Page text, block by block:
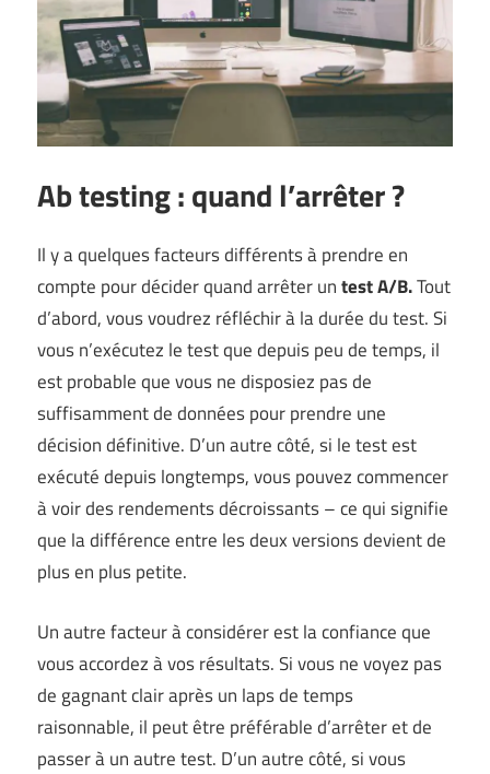
Ab testing : quand l’arrêter ?
Il y a quelques facteurs différents à prendre en
compte pour décider quand arrêter untest A/B.Tout
d’abord, vous voudrez réfléchir à la durée du test. Si
vous n’exécutez le test que depuis peu de temps, il
est probable que vous ne disposiez pas de
suffisamment de données pour prendre une
décision définitive. D’un autre côté, si le test est
exécuté depuis longtemps, vous pouvez commencer
à voir des rendements décroissants – ce qui signifie
que la différence entre les deux versions devient de
plus en plus petite.
Un autre facteur à considérer est la confiance que
vous accordez à vos résultats. Si vous ne voyez pas
de gagnant clair après un laps de temps
raisonnable, il peut être préférable d’arrêter et de
passer à un autre test. D’un autre côté, si vous